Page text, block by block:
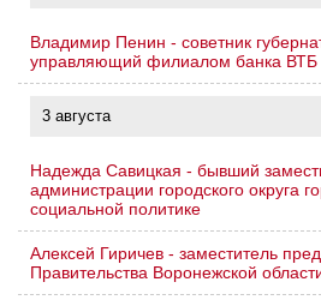
Владимир Пенин - советник
управляющий филиалом банка ВТБ
3 августа
Надежда Савицкая - бывший
администрации городского округа
социальной политике
Алексей Гиричев - заместитель
Правительства Воронежской